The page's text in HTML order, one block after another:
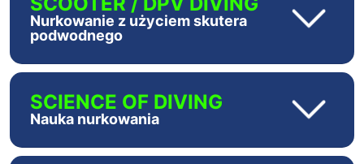
Nurkowanie z użyciem skutera
podwodnego
SCIENCE OF DIVING
Nauka nurkowania